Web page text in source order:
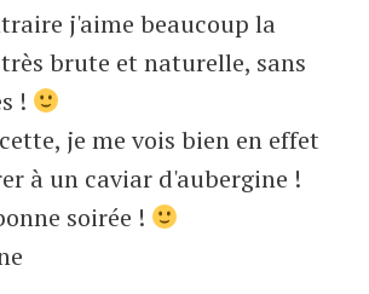
j'aime beaucoup la
brute et naturelle, sans
!
je me vois bien en effet
à un caviar d'aubergine !
soirée !